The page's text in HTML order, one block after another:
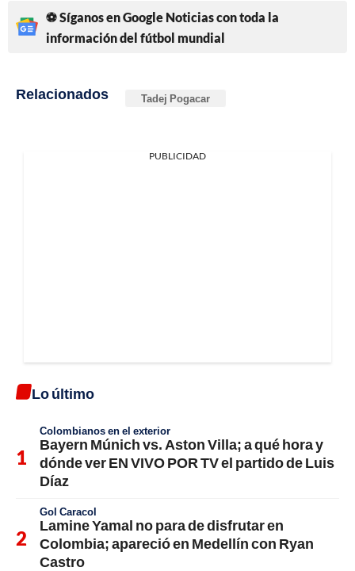
⚽ Síganos en Google Noticias con toda la
información del fútbol mundial
Relacionados Tadej Pogacar
PUBLICIDAD
Lo último
Colombianos en el exterior
Bayern Múnich vs. Aston Villa; a qué hora y
dónde ver EN VIVO POR TV el partido de Luis
Díaz
Gol Caracol
Lamine Yamal no para de disfrutar en
Colombia; apareció en Medellín con Ryan
Castro